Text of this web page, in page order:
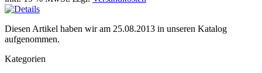
Diesen Artikel haben wir am 25.08.2013 in unseren Katalog
aufgenommen.
Kategorien